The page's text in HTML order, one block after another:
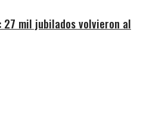
27 mil jubilados volvieron al